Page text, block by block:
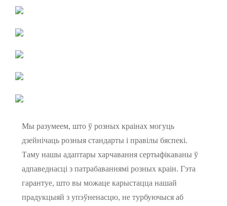
Мы разумеем, што ў розных краінах могуць
дзейнічаць розныя стандарты і правілы бяспекі.
Таму нашы адаптары харчавання сертыфікаваны ў
адпаведнасці з патрабаваннямі розных краін. Гэта
гарантуе, што вы можаце карыстацца нашай
прадукцыяй з упэўненасцю, не турбуючыся аб